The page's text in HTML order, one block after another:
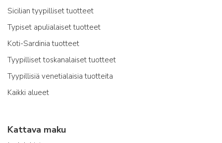
Sicilian tyypilliset tuotteet
Typiset apulialaiset tuotteet
Koti-Sardinia tuotteet
Tyypilliset toskanalaiset tuotteet
Tyypillisiä venetialaisia tuotteita
Kaikki alueet
Kattava maku